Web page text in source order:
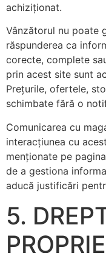
achiziţionat.
Vânzătorul nu poate
răspunderea ca
corecte, complete
prin acest site sunt
Preţurile, ofertele,
schimbate fără o
Comunicarea cu
interacţiunea cu
menţionate pe
de a gestiona
aducă justificări
5.